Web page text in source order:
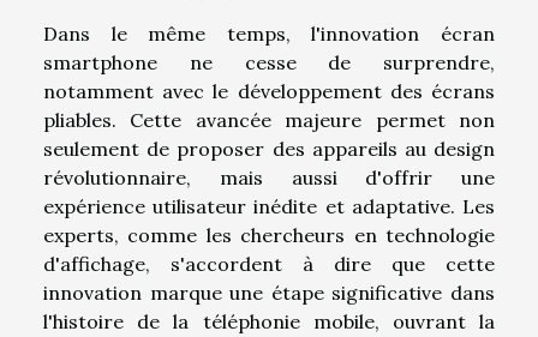
Dans le même temps, l'innovation écran
smartphone ne cesse de surprendre,
notamment avec le développement des écrans
pliables. Cette avancée majeure permet non
seulement de proposer des appareils au design
révolutionnaire, mais aussi d'offrir une
expérience utilisateur inédite et adaptative. Les
experts, comme les chercheurs en technologie
d'affichage, s'accordent à dire que cette
innovation marque une étape significative dans
l'histoire de la téléphonie mobile, ouvrant la